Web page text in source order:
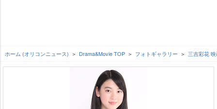
ホーム (オリコンニュース) Drama&Movie TOP フォトギャラリー 三吉彩花